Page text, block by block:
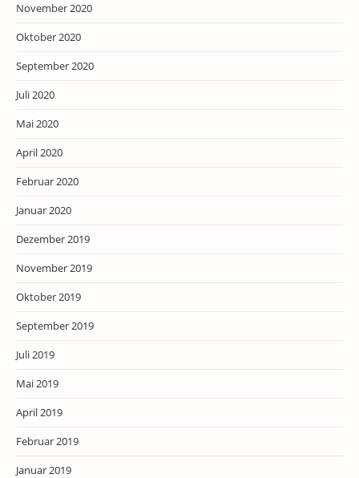
November 2020
Oktober 2020
September 2020
Juli 2020
Mai 2020
April 2020
Februar 2020
Januar 2020
Dezember 2019
November 2019
Oktober 2019
September 2019
Juli 2019
Mai 2019
April 2019
Februar 2019
Januar 2019